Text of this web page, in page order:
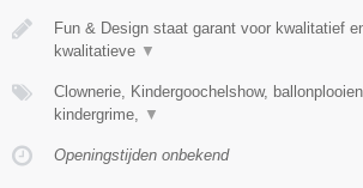
Fun & Design staat garant voor kwalitatief
kwalitatieve ▼
Clownerie, Kindergoochelshow,
kindergrime,
▼
Openingstijden onbekend